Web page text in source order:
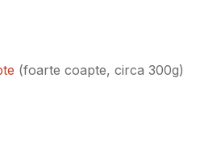
(foarte coapte, circa 300g)